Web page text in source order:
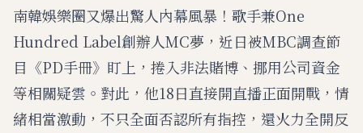
南韓娛樂圈又爆出驚人內幕風暴！歌手兼One
Hundred Label創辦人MC夢，近日被MBC調查節
目《PD手冊》盯上，捲入非法賭博、挪用公司資金
等相關疑雲。對此，他18日直接開直播正面開戰，情
緒相當激動，不只全面否認所有指控，還火力全開反